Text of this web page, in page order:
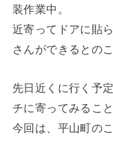
装作業中。
近寄ってドアに貼
さんができるとの
先日近くに行く予
チに寄ってみること
今回は、平山町の